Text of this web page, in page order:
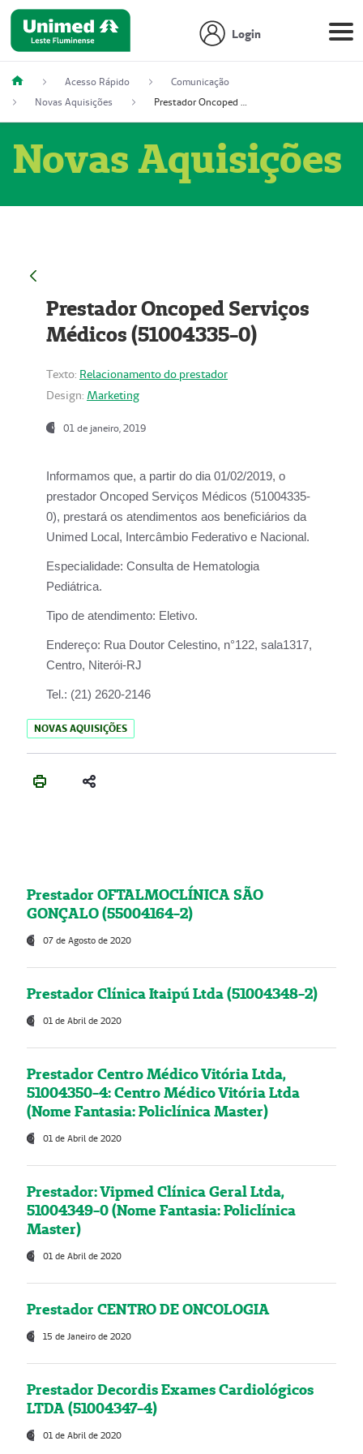
Login
Acesso Rápido
Comunicação
Novas Aquisições
Prestador Oncoped Serviços Médicos (51004335-0)
Novas Aquisições
Prestador Oncoped Serviços
Médicos (51004335-0)
Texto: Relacionamento do prestador
Design: Marketing
01 de janeiro, 2019
Informamos que, a partir do dia 01/02/2019, o
prestador Oncoped Serviços Médicos (51004335-
0), prestará os atendimentos aos beneficiários da
Unimed Local, Intercâmbio Federativo e Nacional.
Especialidade: Consulta de Hematologia
Pediátrica.
Tipo de atendimento: Eletivo.
Endereço: Rua Doutor Celestino, n°122, sala1317,
Centro, Niterói-RJ
Tel.: (21) 2620-2146
NOVAS AQUISIÇÕES
Prestador OFTALMOCLÍNICA SÃO
GONÇALO (55004164-2)
07 de Agosto de 2020
Prestador Clínica Itaipú Ltda (51004348-2)
01 de Abril de 2020
Prestador Centro Médico Vitória Ltda,
51004350-4: Centro Médico Vitória Ltda
(Nome Fantasia: Policlínica Master)
01 de Abril de 2020
Prestador: Vipmed Clínica Geral Ltda,
51004349-0 (Nome Fantasia: Policlínica
Master)
01 de Abril de 2020
Prestador CENTRO DE ONCOLOGIA
15 de Janeiro de 2020
Prestador Decordis Exames Cardiológicos
LTDA (51004347-4)
01 de Abril de 2020